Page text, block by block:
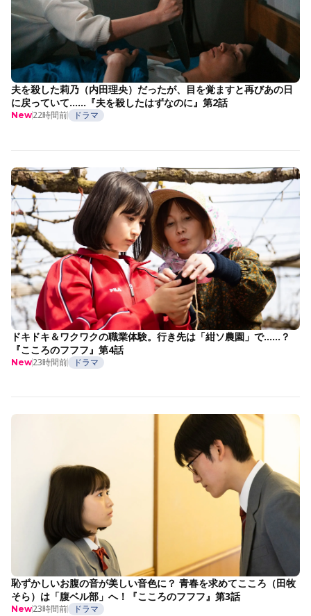
夫を殺した莉乃（内田理央）だったが、目を覚ますと再びあの日
に戻っていて……『夫を殺したはずなのに』第2話
New22時間前 ドラマ
ドキドキ＆ワクワクの職業体験。行き先は「紺ソ農園」で……？
『こころのフフフ』第4話
New23時間前 ドラマ
恥ずかしいお腹の音が美しい音色に？ 青春を求めてこころ（田牧
そら）は「腹ベル部」へ！『こころのフフフ』第3話
New23時間前 ドラマ